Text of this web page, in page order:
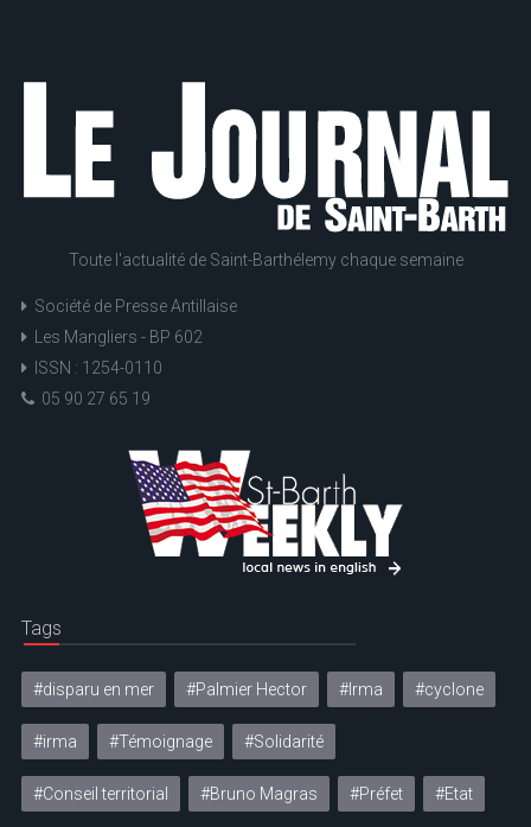
Toute l'actualité de Saint-Barthélemy chaque semaine
Société de Presse Antillaise
Les Mangliers - BP 602
ISSN : 1254-0110
05 90 27 65 19
Tags
#disparu en mer #Palmier Hector #Irma #cyclone
#irma #Témoignage #Solidarité
#Conseil territorial #Bruno Magras #Préfet #Etat